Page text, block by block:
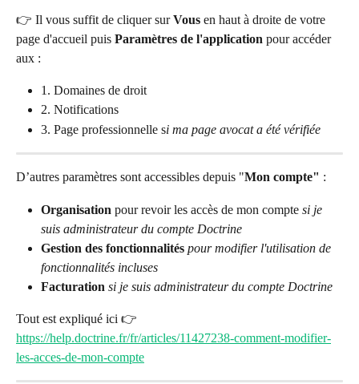
👉 Il vous suffit de cliquer sur Vous en haut à droite de votre
page d'accueil puis Paramètres de l'application pour accéder
aux :
1. Domaines de droit
2. Notifications
3. Page professionnelle si ma page avocat a été vérifiée
D’autres paramètres sont accessibles depuis "Mon compte" :
Organisation pour revoir les accès de mon compte si je
suis administrateur du compte Doctrine
Gestion des fonctionnalités pour modifier l'utilisation de
fonctionnalités incluses
Facturation si je suis administrateur du compte Doctrine
Tout est expliqué ici 👉
https://help.doctrine.fr/fr/articles/11427238-comment-modifier-
les-acces-de-mon-compte